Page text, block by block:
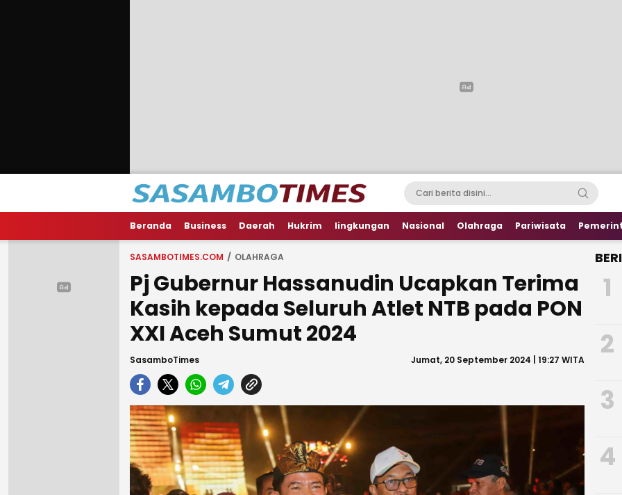
Beranda Business Daerah Hukrim lingkungan Nasional Olahraga Pariwisata
SASAMBOTIMES.COM OLAHRAGA
Pj Gubernur Hassanudin Ucapkan Terima
Kasih kepada Seluruh Atlet NTB pada PON
XXI Aceh Sumut 2024
SasamboTimes Jumat, 20 September 2024 | 19:27 WITA
1
2
3
4